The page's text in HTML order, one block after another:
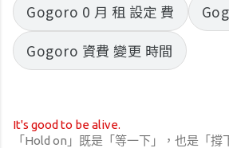
Gogoro 0 月 租 設定 費
Gogoro 資費 變更 時間
It's good to be alive.
「Hold on」既是「等一下」，也是「